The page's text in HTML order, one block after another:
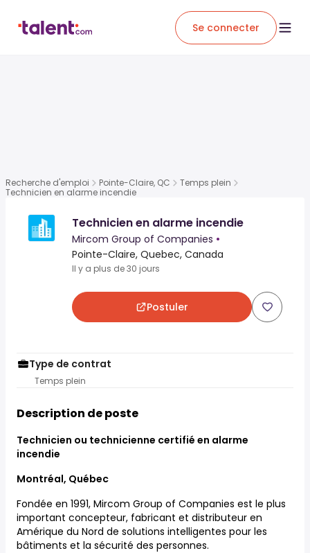
Se connecter
Recherche d'emploi Pointe-Claire, QC
Temps plein
Technicien en alarme incendie
Technicien en alarme incendie
Mircom Group of Companies •
Pointe-Claire, Quebec, Canada
Il y a plus de 30 jours
Postuler
Type de contrat
Temps plein
Description de poste
Technicien ou technicienne certifié en alarme
incendie
Montréal, Québec
Fondée en 1991, Mircom Group of Companies est le plus
important concepteur, fabricant et distributeur en
Amérique du Nord de solutions intelligentes pour les
bâtiments et la sécurité des personnes.